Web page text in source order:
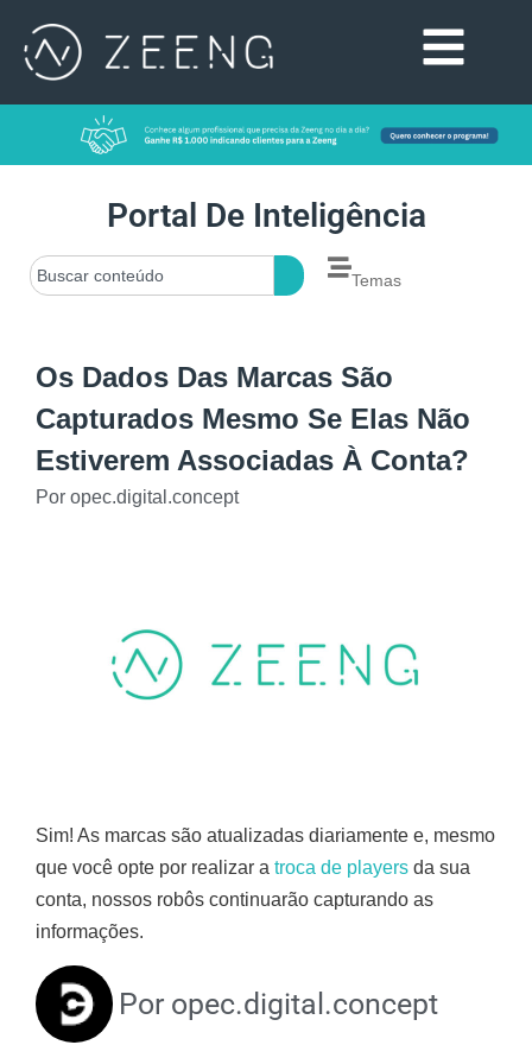
Portal De Inteligência
Temas
Os Dados Das Marcas São
Capturados Mesmo Se Elas Não
Estiverem Associadas À Conta?
Por opec.digital.concept
Sim! As marcas são atualizadas diariamente e, mesmo
que você opte por realizar a troca de players da sua
conta, nossos robôs continuarão capturando as
informações.
Por opec.digital.concept